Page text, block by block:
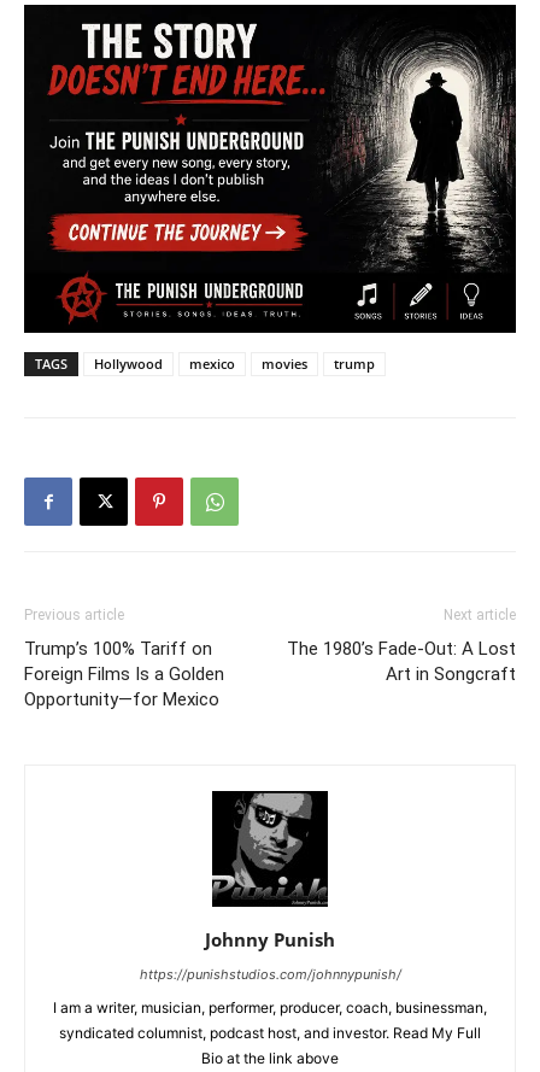
TAGS Hollywood mexico movies trump
Previous article
Trump’s 100% Tariff on
Foreign Films Is a Golden
Opportunity—for Mexico
Next article
The 1980’s Fade-Out: A Lost
Art in Songcraft
Johnny Punish
https://punishstudios.com/johnnypunish/
I am a writer, musician, performer, producer, coach, businessman,
syndicated columnist, podcast host, and investor. Read My Full
Bio at the link above